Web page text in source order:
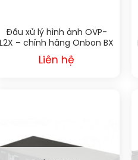
Đầu xử lý hình ảnh OVP-
L2X – chính hãng Onbon BX
Liên hệ